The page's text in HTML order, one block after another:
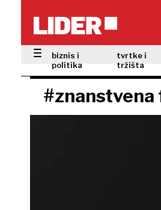
biznis i
politika
tvrtke i
tržišta